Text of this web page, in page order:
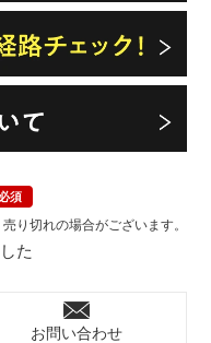
た
り切れの場合がございます。
お問い合わせ